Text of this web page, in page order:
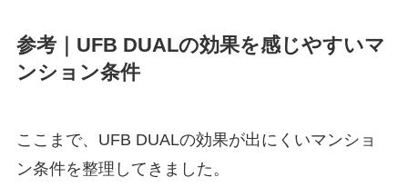
参考｜UFB DUALの効果を感じやすいマ
ンション条件
ここまで、UFB DUALの効果が出にくいマンショ
ン条件を整理してきました。